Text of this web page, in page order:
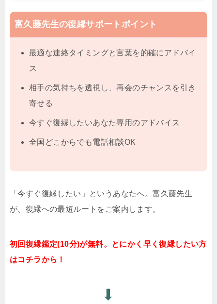
富久藤先生の復縁サポートポイント
最適な連絡タイミングと言葉を的確にアドバイ
ス
相手の気持ちを透視し、再会のチャンスを引き
寄せる
今すぐ復縁したいあなた専用のアドバイス
全国どこからでも電話相談OK
「今すぐ復縁したい」というあなたへ。富久藤先生
が、復縁への最短ルートをご案内します。
初回復縁鑑定(10分)が無料。とにかく早く復縁したい方
はコチラから！
⬇